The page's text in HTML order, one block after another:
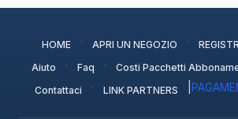
HOME · APRI UN NEGOZIO ·
Aiuto · Faq · Costi Pacchetti
Contattaci · LINK PARTNERS